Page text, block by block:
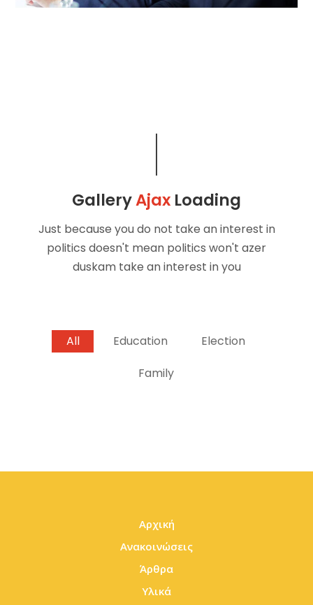
GalleryAjax Loading
Just because you do not take an interest in
politics doesn't mean politics won't azer
duskam take an interest in you
All Education
Election
Family
Αρχική
Ανακοινώσεις
Άρθρα
Υλικά